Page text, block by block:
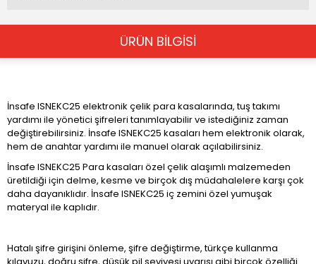
ÜRÜN BİLGİSİ
İnsafe ISNEKC25 elektronik çelik para kasalarında, tuş takımı
yardımı ile yönetici şifreleri tanımlayabilir ve istediğiniz zaman
değiştirebilirsiniz. İnsafe ISNEKC25 kasaları hem elektronik olarak,
hem de anahtar yardımı ile manuel olarak açılabilirsiniz.
İnsafe ISNEKC25 Para kasaları özel çelik alaşımlı malzemeden
üretildiği için delme, kesme ve birçok dış müdahalelere karşı çok
daha dayanıklıdır. İnsafe ISNEKC25 iç zemini özel yumuşak
materyal ile kaplıdır.
Hatalı şifre girişini önleme, şifre değiştirme, türkçe kullanma